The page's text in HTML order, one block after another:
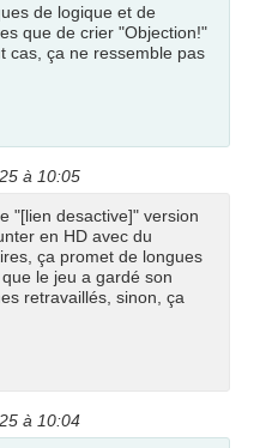
de logique et de
que de crier "Objection!"
cas, ça ne ressemble pas
à 10:05
"[lien desactive]" version
en HD avec du
ça promet de longues
le jeu a gardé son
retravaillés, sinon, ça
à 10:04